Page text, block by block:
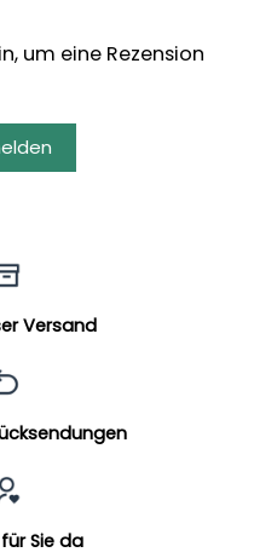
um eine Rezension
Versand
Sie da